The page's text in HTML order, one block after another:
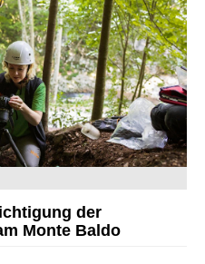
Prà da Stua am Monte
der
Monte Baldo